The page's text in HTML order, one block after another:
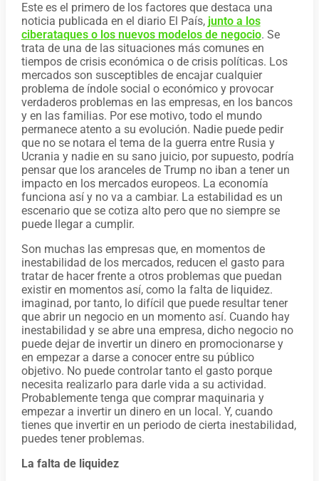
Este es el primero de los factores que destaca una
noticia publicada en el diario El País, junto a los
ciberataques o los nuevos modelos de negocio. Se
trata de una de las situaciones más comunes en
tiempos de crisis económica o de crisis políticas. Los
mercados son susceptibles de encajar cualquier
problema de índole social o económico y provocar
verdaderos problemas en las empresas, en los bancos
y en las familias. Por ese motivo, todo el mundo
permanece atento a su evolución. Nadie puede pedir
que no se notara el tema de la guerra entre Rusia y
Ucrania y nadie en su sano juicio, por supuesto, podría
pensar que los aranceles de Trump no iban a tener un
impacto en los mercados europeos. La economía
funciona así y no va a cambiar. La estabilidad es un
escenario que se cotiza alto pero que no siempre se
puede llegar a cumplir.
Son muchas las empresas que, en momentos de
inestabilidad de los mercados, reducen el gasto para
tratar de hacer frente a otros problemas que puedan
existir en momentos así, como la falta de liquidez.
imaginad, por tanto, lo difícil que puede resultar tener
que abrir un negocio en un momento así. Cuando hay
inestabilidad y se abre una empresa, dicho negocio no
puede dejar de invertir un dinero en promocionarse y
en empezar a darse a conocer entre su público
objetivo. No puede controlar tanto el gasto porque
necesita realizarlo para darle vida a su actividad.
Probablemente tenga que comprar maquinaria y
empezar a invertir un dinero en un local. Y, cuando
tienes que invertir en un periodo de cierta inestabilidad,
puedes tener problemas.
La falta de liquidez